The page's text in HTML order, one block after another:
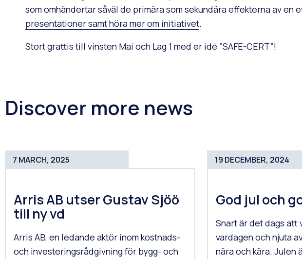
som omhändertar såväl de primära som sekundära effekterna av en
presentationer samt höra mer om initiativet.
Stort grattis till vinsten Mai och Lag 1 med er idé ”SAFE-CERT”!
Discover more news
7 MARCH, 2025
Arris AB utser Gustav Sjöö
till ny vd
Arris AB, en ledande aktör inom kostnads-
och investeringsrådgivning för bygg- och
19 DECEMBER, 2024
God jul och
Snart är det dags att
vardagen och njuta
nära och kära. Julen